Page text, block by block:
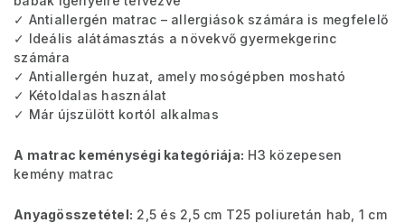
✓ Antiallergén matrac – allergiások számára is megfelelő
✓ Ideális alátámasztás a növekvő gyermekgerinc
számára
✓ Antiallergén huzat, amely mosógépben mosható
✓ Kétoldalas használat
✓ Már újszülött kortól alkalmas
A matrac keménységi kategóriája: H3 közepesen
kemény matrac
Anyagösszetétel: 2,5 és 2,5 cm T25 poliuretán hab, 1 cm